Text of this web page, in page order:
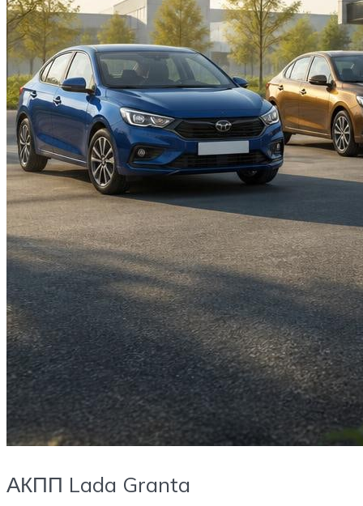
АКПП Lada Granta